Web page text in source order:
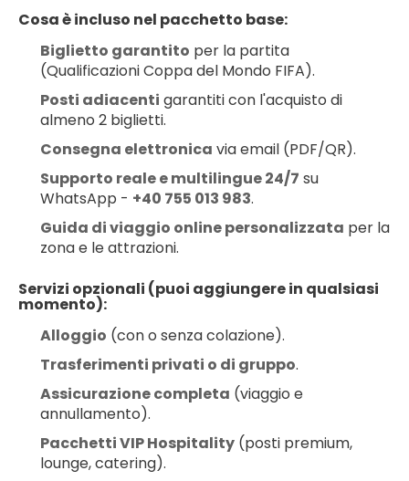
Cosa è incluso nel pacchetto base:
Biglietto garantito per la partita
(Qualificazioni Coppa del Mondo FIFA).
Posti adiacenti garantiti con l'acquisto di
almeno 2 biglietti.
Consegna elettronica via email (PDF/QR).
Supporto reale e multilingue 24/7 su
WhatsApp - +40 755 013 983.
Guida di viaggio online personalizzata per la
zona e le attrazioni.
Servizi opzionali (puoi aggiungere in qualsiasi
momento):
Alloggio (con o senza colazione).
Trasferimenti privati o di gruppo.
Assicurazione completa (viaggio e
annullamento).
Pacchetti VIP Hospitality (posti premium,
lounge, catering).